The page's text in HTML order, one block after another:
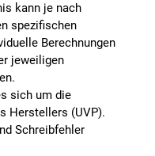
kann je nach
spezifischen
Berechnungen
jeweiligen
sich um die
Herstellers (UVP).
Schreibfehler